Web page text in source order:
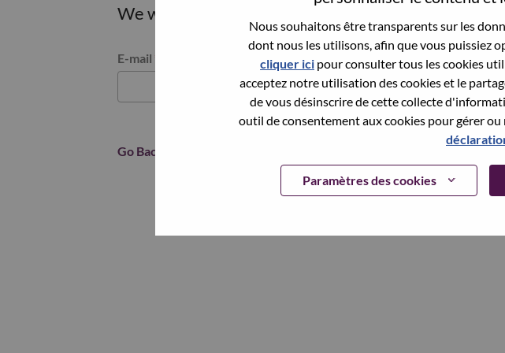
Nous souhaitons être transparents sur les
dont nous les utilisons, afin que vous puissiez
cliquer ici pour consulter tous les cookies
acceptez notre utilisation des cookies et le
de vous désinscrire de cette collecte
outil de consentement aux cookies pour gérer
Paramètres des cookies
We will email you a link to reset your password.
Reset password with your e-mail
E-mail
Continue
Go Back